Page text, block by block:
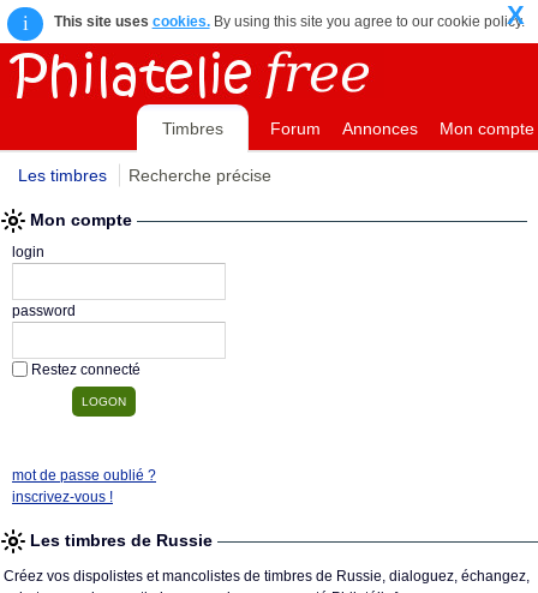
i This site uses cookies.By using this site you agree to our cookie policy.
X
Timbres Forum Annonces Mon compte
Les timbres Recherche précise
Mon compte
login
password
Restez connecté
mot de passe oublié ?
inscrivez-vous !
Les timbres de Russie
Créez vos dispolistes et mancolistes de timbres de Russie, dialoguez, échangez,